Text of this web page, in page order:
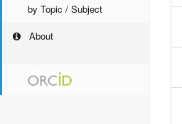
by Topic / Subject
About